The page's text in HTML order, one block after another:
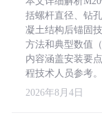
括螺杆直径、钻
凝土结构后锚固
方法和典型数值
内容涵盖安装要
程技术人员参考。
2026年8月4日